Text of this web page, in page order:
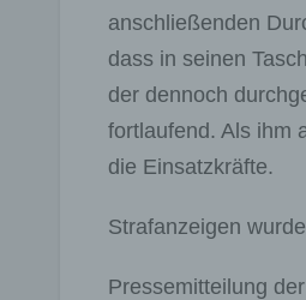
anschließenden
dass in seinen
der dennoch
fortlaufend. Als ihm
die Einsatzkräfte.
Strafanzeigen
Pressemitteilung der